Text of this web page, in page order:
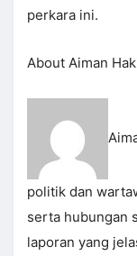
perkara ini.
About Aiman
politik dan
serta hubungan
laporan yang